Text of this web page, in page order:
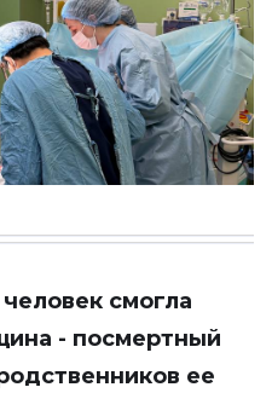
смогла
- посмертный
ее